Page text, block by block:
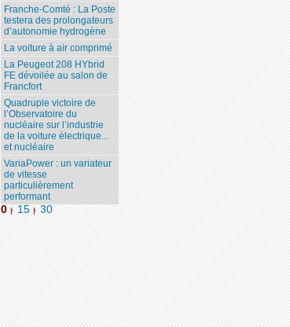
Franche-Comté : La Poste
testera des prolongateurs
d’autonomie hydrogène
La voiture à air comprimé
La Peugeot 208 HYbrid
FE dévoilée au salon de
Francfort
Quadruple victoire de
l’Observatoire du
nucléaire sur l’industrie
de la voiture électrique...
et nucléaire
VariaPower : un variateur
de vitesse
particulièrement
performant
0 | 15 | 30